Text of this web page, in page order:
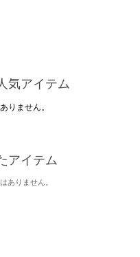
気アイテム
りません。
アイテム
ありません。